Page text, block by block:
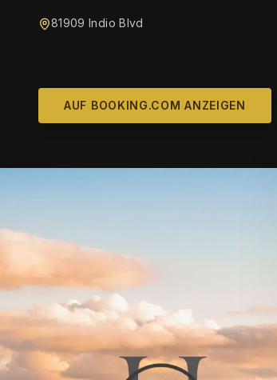
81909 Indio Blvd
AUF BOOKING.COM ANZEIGEN